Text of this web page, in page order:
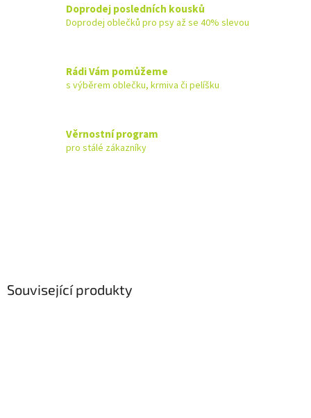
Doprodej posledních kousků
Doprodej oblečků pro psy až se 40% slevou
Rádi Vám pomůžeme
s výběrem oblečku, krmiva či pelíšku
Věrnostní program
pro stálé zákazníky
Související produkty